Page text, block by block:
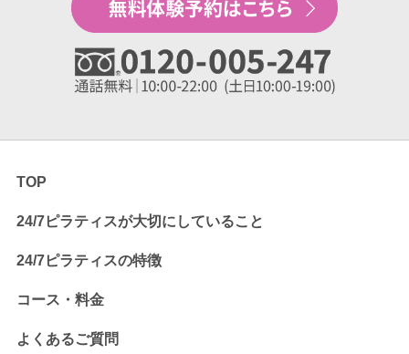
TOP
24/7ピラティスが大切にしていること
24/7ピラティスの特徴
コース・料金
よくあるご質問